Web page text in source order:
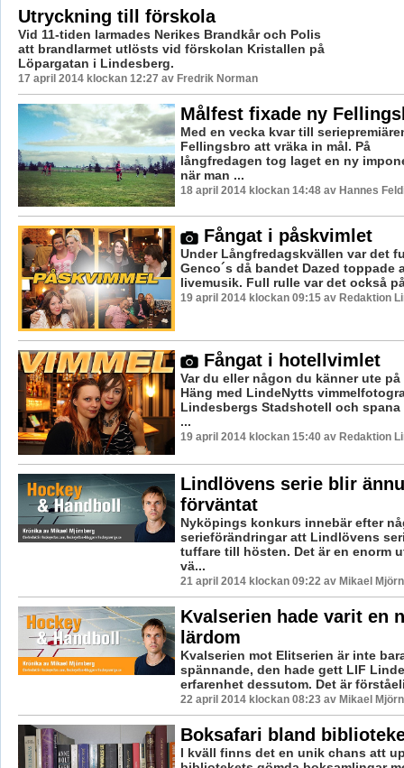
Utryckning till förskola
Vid 11-tiden larmades Nerikes Brandkår och Polis
att brandlarmet utlösts vid förskolan Kristallen på
Löpargatan i Lindesberg.
17 april 2014 klockan 12:27 av Fredrik Norman
Målfest fixade ny
Med en vecka kvar till
Fellingsbro att vräka in mål. På
långfredagen tog laget en ny
när man ...
18 april 2014 klockan 14:48 av Hannes
Fångat i påskvimlet
Under Långfredagskvällen var det
Genco´s då bandet Dazed toppade
livemusik. Full rulle var det också
19 april 2014 klockan 09:15 av Redaktion
Fångat i hotellvimlet
Var du eller någon du känner ute
Häng med LindeNytts
Lindesbergs Stadshotell och
...
19 april 2014 klockan 15:40 av Redaktion
Lindlövens serie blir
förväntat
Nyköpings konkurs innebär efter
serieförändringar att Lindlövens
tuffare till hösten. Det är en enorm
vä...
21 april 2014 klockan 09:22 av Mikael
Kvalserien hade varit en
lärdom
Kvalserien mot Elitserien är inte
spännande, den hade gett LIF
erfarenhet dessutom. Det är
22 april 2014 klockan 08:23 av Mikael
Boksafari bland
I kväll finns det en unik chans att